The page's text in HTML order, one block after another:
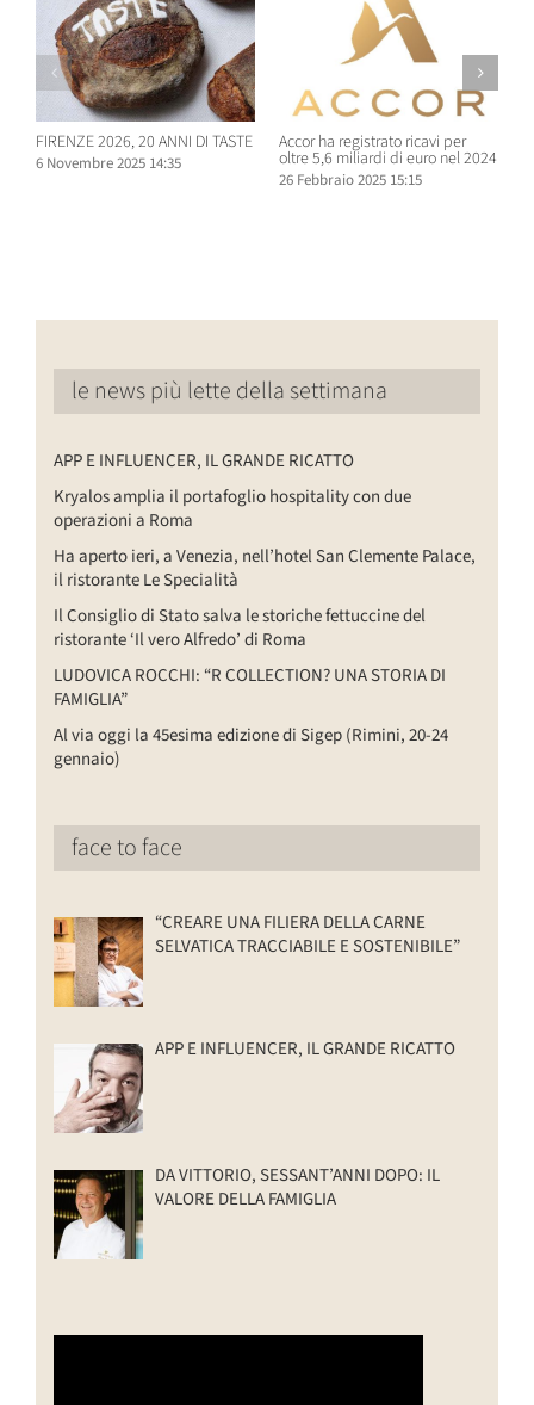
FIRENZE 2026, 20 ANNI DI TASTE
6 Novembre 2025 14:35
Accor ha registrato ricavi per
oltre 5,6 miliardi di euro nel 2024
26 Febbraio 2025 15:15
le news più lette della settimana
APP E INFLUENCER, IL GRANDE RICATTO
Kryalos amplia il portafoglio hospitality con due
operazioni a Roma
Ha aperto ieri, a Venezia, nell’hotel San Clemente Palace,
il ristorante Le Specialità
Il Consiglio di Stato salva le storiche fettuccine del
ristorante ‘Il vero Alfredo’ di Roma
LUDOVICA ROCCHI: “R COLLECTION? UNA STORIA DI
FAMIGLIA”
Al via oggi la 45esima edizione di Sigep (Rimini, 20-24
gennaio)
face to face
“CREARE UNA FILIERA DELLA CARNE
SELVATICA TRACCIABILE E SOSTENIBILE”
APP E INFLUENCER, IL GRANDE RICATTO
DA VITTORIO, SESSANT’ANNI DOPO: IL
VALORE DELLA FAMIGLIA